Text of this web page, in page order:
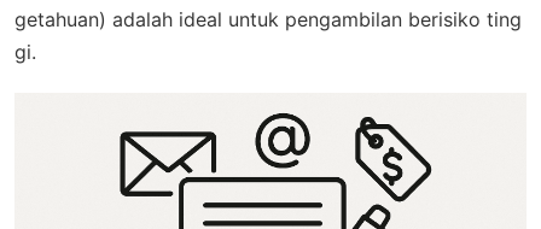
getahuan) adalah ideal untuk pengambilan berisiko ting
gi.